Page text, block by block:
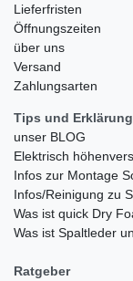
Lieferfristen
Öffnungszeiten
über uns
Versand
Zahlungsarten
Tips und
unser BLOG
Elektrisch
Infos zur Montage
Infos/Reinigung zu
Was ist quick Dry
Was ist Spaltleder
Ratgeber